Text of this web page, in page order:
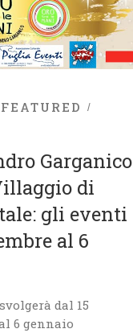
FEATURED
Garganico
di
gli eventi
al 6
dal 15
6 gennaio